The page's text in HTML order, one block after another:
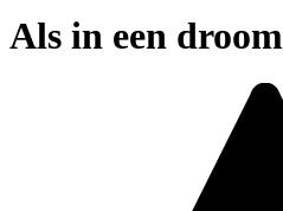
Als in een droom